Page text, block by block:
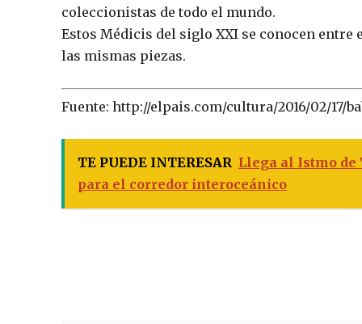
coleccionistas de todo el mundo.
Estos Médicis del siglo XXI se conocen entre
las mismas piezas.
Fuente: http://elpais.com/cultura/2016/02/17/
TE PUEDE INTERESAR Llega al Istmo de
para el corredor interoceánico